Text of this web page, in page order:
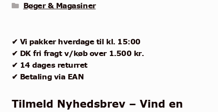
Bøger & Magasiner
✔ Vi pakker hverdage til kl. 15:00
✔ DK fri fragt v/køb over 1.500 kr.
✔ 14 dages returret
✔ Betaling via EAN
Tilmeld Nyhedsbrev – Vind en